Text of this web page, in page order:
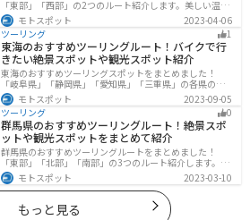
「東部」「西部」の2つのルート紹介します。美しい温泉
地や古墳群、歴史ある城や神社仏閣など、バイクツーリ
ングに適したスポットが多数存在し、様々な楽しみ方が
できます。バイクで佐賀県にツーリングに行く際は参考
にしてください。
モトスポット
2023-04-06
ツーリング
1
東海のおすすめツーリングルート！バイクで行
きたい絶景スポットや観光スポット紹介
東海のおすすめツーリングスポットをまとめました！
「岐阜県」「静岡県」「愛知県」「三重県」の各県の観
光地紹介します。自然豊かな山々や湖、温泉地が点在
し、四季折々の景色を楽しめるスポットが多数ありま
す。バイクで東海にツーリングに行く際は参考にしてく
ださい。
モトスポット
2023-09-05
ツーリング
0
群馬県のおすすめツーリングルート！絶景スポ
ットや観光スポットをまとめて紹介
群馬県のおすすめツーリングルートをまとめました！
「東部」「北部」「南部」の3つのルート紹介します。草
津温泉や伊香保温泉など全国でも有名な温泉や豊かな自
然を満喫するツーリングができます。バイクで群馬県に
ツーリングに行く際は参考にしてください。
モトスポット 2023-03-10
もっと見る